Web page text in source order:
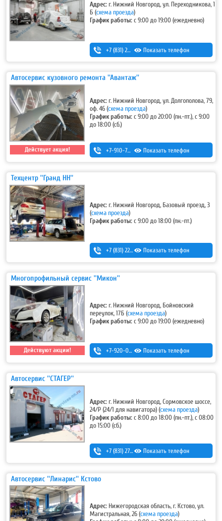
Адрес: г. Нижний Новгород, ул. Переходникова, 1
Б (схема проезда)
График работы:с 9:00 до 19:00 (ежедневно)
+7 (831) 280-69-88 Показать телефон
Автосервис кузовного ремонта ''Авантаж''
Действует акция!
Адрес: г. Нижний Новгород, ул. Долгополова, 79,
оф. 46(схема проезда)
График работы:с 9:00 до 20:00 (пн.-пт.), с 9:00
до 18:00 (сб.)
+7-910-790-48-01 ,+7 (831) 410-48-01
Показать телефон
Техцентр ''Гранд НН''
Адрес: г. Нижний Новгород, Базовый проезд, 3
(схема проезда)
График работы:с 9:00 до 18:00 (пн.-пт.)
+7 (831) 220-44-54 ,+7 (831) 220-44-55
Показать телефон
Многопрофильный сервис ''Микон''
Действуют акции!
Адрес: г. Нижний Новгород, Бойновский
переулок, 17Б (схема проезда)
График работы:с 9:00 до 19:00 (ежедневно)
+7-920-022-50-01 Показать телефон
Автосервис ''СТАГЕР''
Адрес: г. Нижний Новгород, Сормовское шоссе,
24/Р (24/1 для навигатора)(схема проезда)
График работы:с 8:00 до 18:00 (пн.-пт.), с 08:00
до 15:00 (сб.)
+7 (831) 275-92-22 ,+7 (831) 228-01-08
8-910-396-18-16 (ремонт-изготовление радиаторов и баков)
Показать телефон
Автосервис ''Линарис'' Кстово
Адрес: Нижегородская область, г. Кстово, ул.
Магистральная, 26(схема проезда)